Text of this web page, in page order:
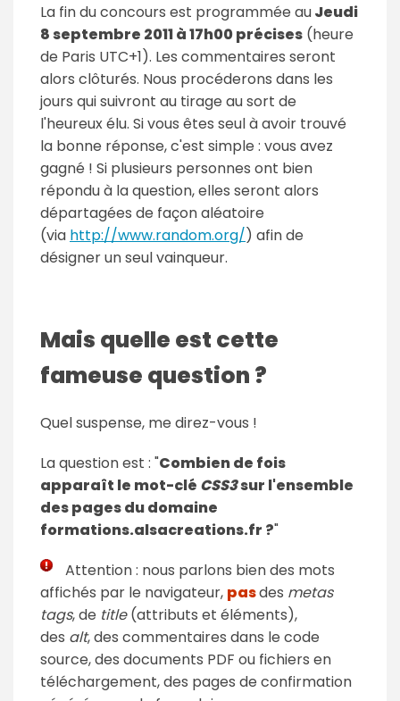
La fin du concours est programmée auJeudi
8 septembre 2011 à 17h00 précises (heure
de Paris UTC+1). Les commentaires seront
alors clôturés. Nous procéderons dans les
jours qui suivront au tirage au sort de
l'heureux élu. Si vous êtes seul à avoir trouvé
la bonne réponse, c'est simple : vous avez
gagné ! Si plusieurs personnes ont bien
répondu à la question, elles seront alors
départagées de façon aléatoire
(via http://www.random.org/) afin de
désigner un seul vainqueur.
Mais quelle est cette
fameuse question ?
Quel suspense, me direz-vous !
La question est : "Combien de fois
apparaît le mot-clé CSS3sur l'ensemble
des pages du domaine
formations.alsacreations.fr ?"
Attention : nous parlons bien des mots
affichés par le navigateur, pasdes metas
tags, de title(attributs et éléments),
des alt, des commentaires dans le code
source, des documents PDF ou fichiers en
téléchargement, des pages de confirmation